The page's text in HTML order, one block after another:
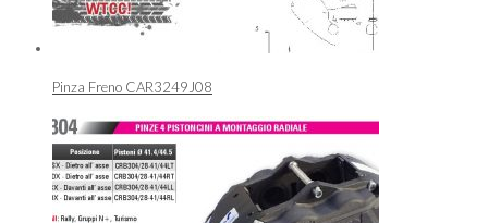
Pinza Freno CAR3249J08